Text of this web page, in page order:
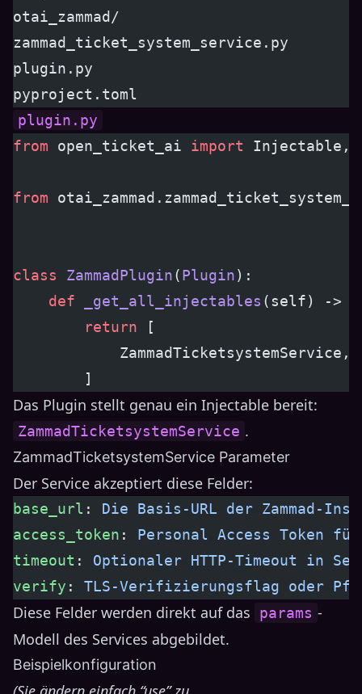
otai_zammad/
zammad_ticket_system_service.py
plugin.py
pyproject.toml
plugin.py
from open_ticket_ai import Injectable,
from
class ZammadPlugin(Plugin):
    def
_get_all_injectables (self) ->
        return
[
            ZammadTicketsystemService,
        ]
Das Plugin stellt genau ein Injectable bereit:
ZammadTicketsystemService .
ZammadTicketsystemService Parameter
Der Service akzeptiert diese Felder:
base_url : Die Basis-URL der Zammad-
access_token : Personal Access Token
timeout : Optionaler HTTP-Timeout in
verify : TLS-Verifizierungsflag oder Pfad
Diese Felder werden direkt auf das params -
Modell des Services abgebildet.
Beispielkonfiguration